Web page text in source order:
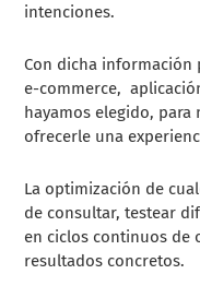
intenciones.
Con dicha información
e-commerce,
hayamos elegido,
ofrecerle una
La optimización de
de consultar, testear
en ciclos continuos de
resultados concretos.